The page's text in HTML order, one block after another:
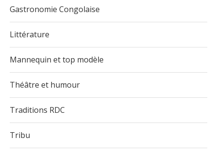
Gastronomie Congolaise
Littérature
Mannequin et top modèle
Théâtre et humour
Traditions RDC
Tribu